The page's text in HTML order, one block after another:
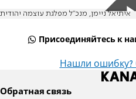
איתיאל ניימן, מנכ״ל מפלגת עוצמה יהודית
Присоединяйтесь к
Нашли
Обратная связь